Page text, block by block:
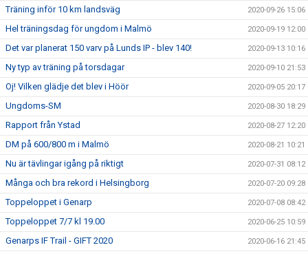
Träning inför 10 km landsväg 2020-09-26 15:06
Hel träningsdag för ungdom i Malmö 2020-09-19 12:00
Det var planerat 150 varv på Lunds IP - blev 140! 2020-09-13 10:16
Ny typ av träning på torsdagar 2020-09-10 21:53
Oj! Vilken glädje det blev i Höör 2020-09-05 20:17
Ungdoms-SM 2020-08-30 18:29
Rapport från Ystad 2020-08-27 12:20
DM på 600/800 m i Malmö 2020-08-21 10:21
Nu är tävlingar igång på riktigt 2020-07-31 08:12
Många och bra rekord i Helsingborg 2020-07-20 09:28
Toppeloppet i Genarp 2020-07-08 08:42
Toppeloppet 7/7 kl 19.00 2020-06-25 10:59
Genarps IF Trail - GIFT 2020 2020-06-16 21:45